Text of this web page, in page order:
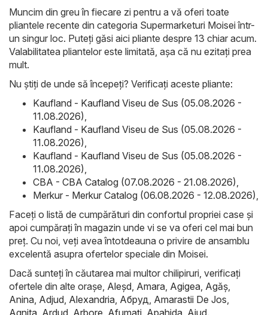
Muncim din greu în fiecare zi pentru a vă oferi toate
pliantele recente din categoria Supermarketuri Moisei într-
un singur loc. Puteți găsi aici pliante despre 13 chiar acum.
Valabilitatea pliantelor este limitată, așa că nu ezitați prea
mult.
Nu știți de unde să începeți? Verificați aceste pliante:
Kaufland - Kaufland Viseu de Sus (05.08.2026 -
11.08.2026),
Kaufland - Kaufland Viseu de Sus (05.08.2026 -
11.08.2026),
Kaufland - Kaufland Viseu de Sus (05.08.2026 -
11.08.2026),
CBA - CBA Catalog (07.08.2026 - 21.08.2026),
Merkur - Merkur Catalog (06.08.2026 - 12.08.2026),
Faceți o listă de cumpărături din confortul propriei case și
apoi cumpărați în magazin unde vi se va oferi cel mai bun
preț. Cu noi, veți avea întotdeauna o privire de ansamblu
excelentă asupra ofertelor speciale din Moisei.
Dacă sunteți în căutarea mai multor chilipiruri, verificați
ofertele din alte orașe, Aleşd, Amara, Agigea, Agăş,
Anina, Adjud, Alexandria, Абруд, Amarastii De Jos,